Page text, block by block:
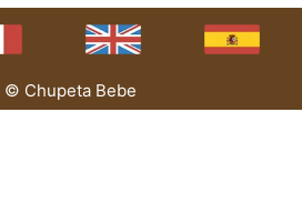
© Chupeta Bebe